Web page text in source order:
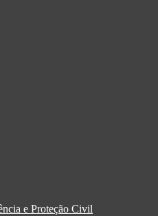
e Proteção Civil